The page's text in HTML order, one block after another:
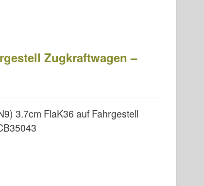
Zugkraftwagen –
3.7cm FlaK36 auf Fahrgestell